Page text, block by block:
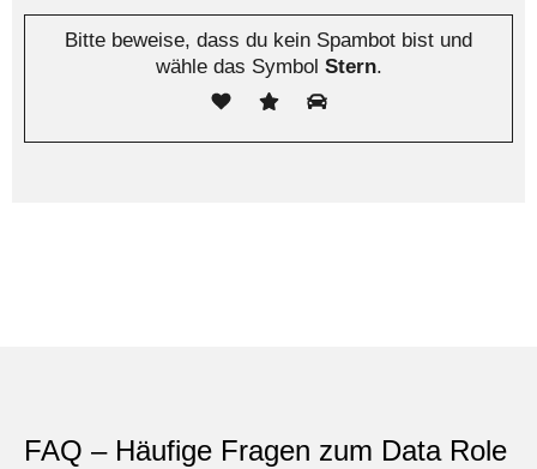
Bitte beweise, dass du kein Spambot bist und
wähle das Symbol Stern.
FAQ – Häufige Fragen zum Data Role